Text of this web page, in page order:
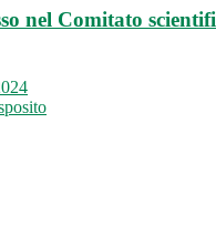
nel Comitato